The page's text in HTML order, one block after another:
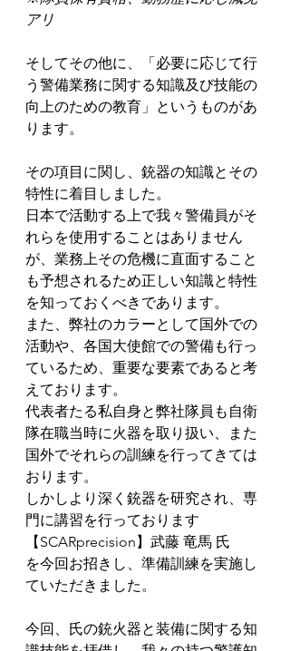
アリ
そしてその他に、「必要に応じて行
う警備業務に関する知識及び技能の
向上のための教育」というものがあ
ります。
その項目に関し、銃器の知識とその
特性に着目しました。
日本で活動する上で我々警備員がそ
れらを使用することはありません
が、業務上その危機に直面すること
も予想されるため正しい知識と特性
を知っておくべきであります。
また、弊社のカラーとして国外での
活動や、各国大使館での警備も行っ
ているため、重要な要素であると考
えております。
代表者たる私自身と弊社隊員も自衛
隊在職当時に火器を取り扱い、また
国外でそれらの訓練を行ってきては
おります。
しかしより深く銃器を研究され、専
門に講習を行っております
【SCARprecision】武藤 竜馬 氏
を今回お招きし、準備訓練を実施し
ていただきました。
今回、氏の銃火器と装備に関する知